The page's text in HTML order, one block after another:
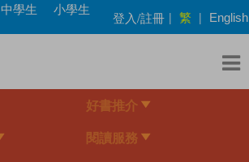
中學生
小學生
登入/註冊 | 繁 | English
好書推介
閱讀服務